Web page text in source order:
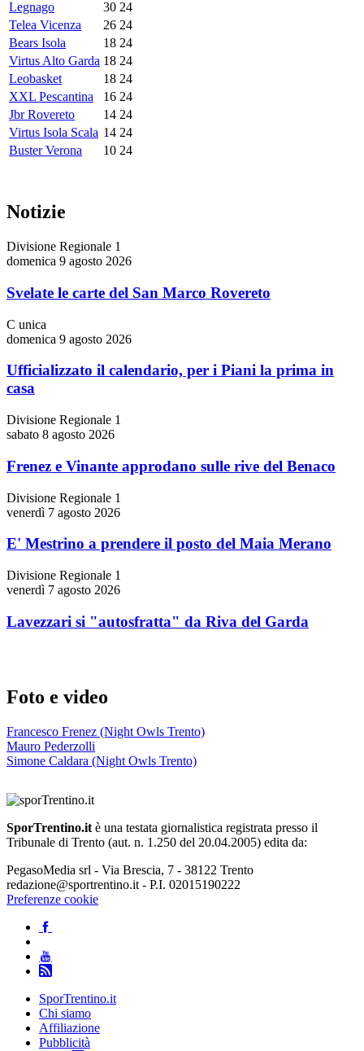
Legnago 30 24
Telea Vicenza
26 24
Bears Isola
18 24
Virtus Alto Garda 18 24
Leobasket
18 24
XXL Pescantina
16 24
Jbr Rovereto
14 24
Virtus Isola Scala 14 24
Buster Verona
10 24
Notizie
Divisione Regionale 1
domenica 9 agosto 2026
Svelate le carte del San Marco Rovereto
C unica
domenica 9 agosto 2026
Ufficializzato il calendario, per i Piani la prima in
casa
Divisione Regionale 1
sabato 8 agosto 2026
Frenez e Vinante approdano sulle rive del Benaco
Divisione Regionale 1
venerdì 7 agosto 2026
E' Mestrino a prendere il posto del Maia Merano
Divisione Regionale 1
venerdì 7 agosto 2026
Lavezzari si "autosfratta" da Riva del Garda
Foto e video
Francesco Frenez (Night Owls Trento)
Mauro Pederzolli
Simone Caldara (Night Owls Trento)
SporTrentino.it è una testata giornalistica registrata presso il
Tribunale di Trento (aut. n. 1.250 del 20.04.2005) edita da:
PegasoMedia srl - Via Brescia, 7 - 38122 Trento
redazione@sportrentino.it - P.I. 02015190222
Preferenze cookie
SporTrentino.it
Chi siamo
Affiliazione
Pubblicità